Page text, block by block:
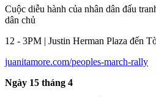
Cuộc diễu hành của nhân dân đấu
dân chủ
12 - 3PM | Justin Herman Plaza đến
juanitamore.com/peoples-march-rally
Ngày 15 tháng 4